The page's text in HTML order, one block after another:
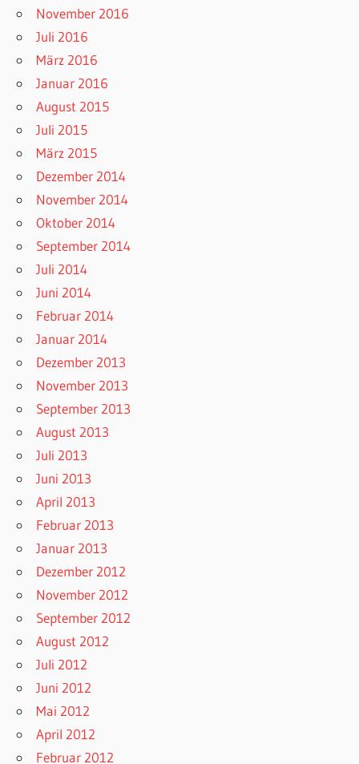
November 2016
Juli 2016
März 2016
Januar 2016
August 2015
Juli 2015
März 2015
Dezember 2014
November 2014
Oktober 2014
September 2014
Juli 2014
Juni 2014
Februar 2014
Januar 2014
Dezember 2013
November 2013
September 2013
August 2013
Juli 2013
Juni 2013
April 2013
Februar 2013
Januar 2013
Dezember 2012
November 2012
September 2012
August 2012
Juli 2012
Juni 2012
Mai 2012
April 2012
Februar 2012